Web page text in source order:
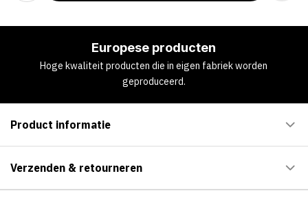
Europese producten
Hoge kwaliteit producten die in eigen fabriek worden
geproduceerd.
Product informatie
Verzenden & retourneren